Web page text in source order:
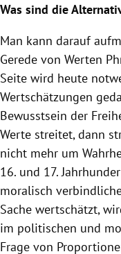
Was sind die
Man kann darauf
Gerede von Werten
Seite wird heute
Wertschätzungen
Bewusstsein der
Werte streitet, dann
nicht mehr um
16. und 17.
moralisch
Sache wertschätzt,
im politischen und
Frage von